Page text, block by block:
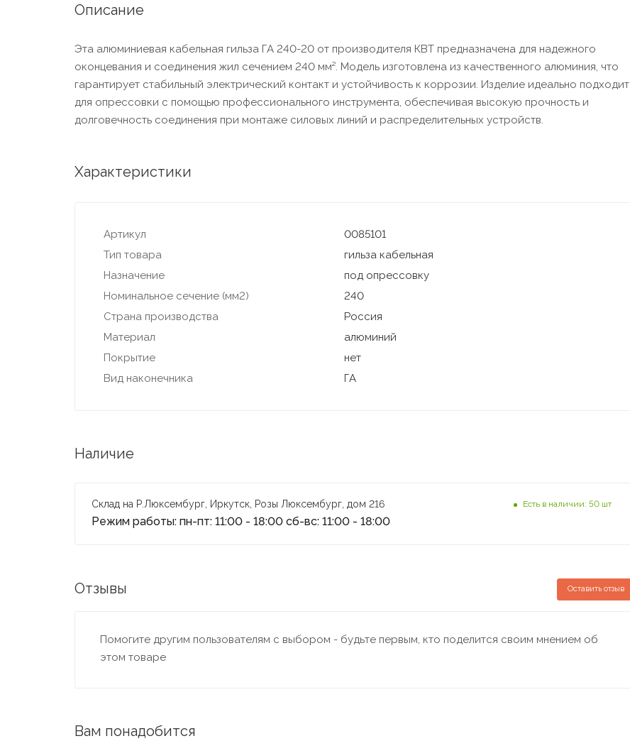
Описание
Эта алюминиевая кабельная гильза ГА 240-20 от производителя КВТ предназначена для надежного
оконцевания и соединения жил сечением 240 мм². Модель изготовлена из качественного алюминия, что
гарантирует стабильный электрический контакт и устойчивость к коррозии. Изделие идеально подходит
для опрессовки с помощью профессионального инструмента, обеспечивая высокую прочность и
долговечность соединения при монтаже силовых линий и распределительных устройств.
Характеристики
Артикул
0085101
Тип товара
гильза кабельная
Назначение
под опрессовку
Номинальное сечение (мм2)
240
Страна производства
Россия
Материал
алюминий
Покрытие
нет
Вид наконечника
ГА
Наличие
Склад на Р.Люксембург, Иркутск, Розы Люксембург, дом 216
Режим работы: пн-пт: 11:00 - 18:00 сб-вс: 11:00 - 18:00
Есть в наличии: 50 шт
Отзывы Оставить отзыв
Помогите другим пользователям с выбором - будьте первым, кто поделится своим мнением об
этом товаре
Вам понадобится